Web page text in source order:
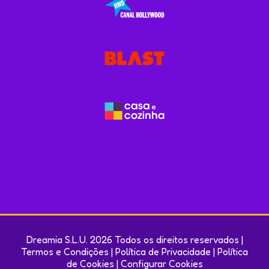
Dreamia S.L.U. 2026 Todos os direitos reservados |
Termos e Condições | Política de Privacidade | Política
de Cookies | Configurar Cookies